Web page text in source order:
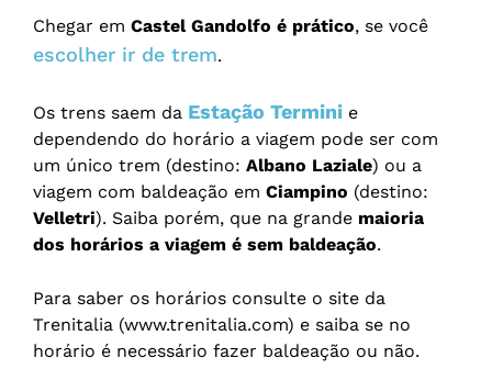
Chegar em Castel Gandolfo é prático, se você
escolher ir de trem.
Os trens saem da Estação Termini e
dependendo do horário a viagem pode ser com
um único trem (destino: Albano Laziale) ou a
viagem com baldeação em Ciampino (destino:
Velletri). Saiba porém, que na grande maioria
dos horários a viagem é sem baldeação.
Para saber os horários consulte o site da
Trenitalia (www.trenitalia.com) e saiba se no
horário é necessário fazer baldeação ou não.